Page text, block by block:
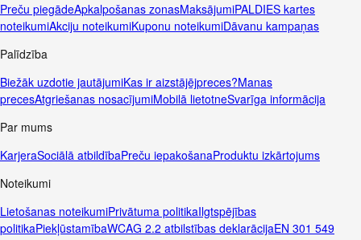
Preču piegādeApkalpošanas zonasMaksājumiPALDIES kartes
noteikumiAkciju noteikumiKuponu noteikumiDāvanu kampaņas
Palīdzība
Biežāk uzdotie jautājumiKas ir aizstājējpreces?Manas
precesAtgriešanas nosacījumiMobilā lietotneSvarīga informācija
Par mums
KarjeraSociālā atbildībaPreču iepakošanaProduktu izkārtojums
Noteikumi
Lietošanas noteikumiPrivātuma politikaIlgtspējības
politikaPiekļūstamībaWCAG 2.2 atbilstības deklarācijaEN 301 549